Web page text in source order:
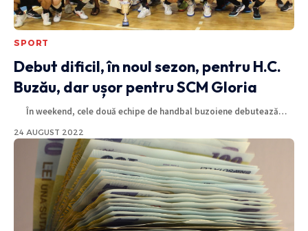
SPORT
Debut dificil, în noul sezon, pentru H.C.
Buzău, dar ușor pentru SCM Gloria
În weekend, cele două echipe de handbal buzoiene debutează…
24 AUGUST 2022